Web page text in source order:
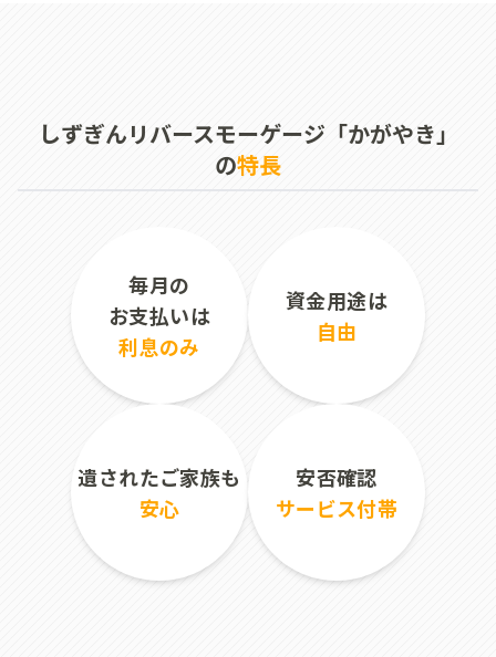
しずぎんリバースモーゲージ「かがやき」
の特長
毎月の
お支払いは
利息のみ
資金用途は
自由
遺されたご家族も
安心
安否確認
サービス付帯